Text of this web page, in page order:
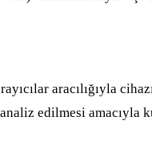
aracılığıyla
edilmesi amacıyla